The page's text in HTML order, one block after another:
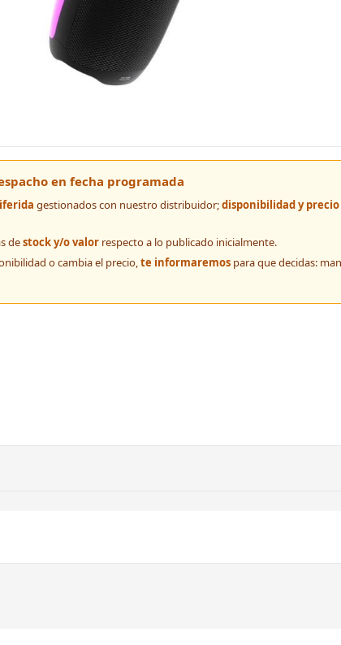
en fecha programada
gestionados con nuestro distribuidor;disponibilidad y precio
destock y/o valorrespecto a lo publicado inicialmente.
o cambia el precio,te informaremospara que decidas: